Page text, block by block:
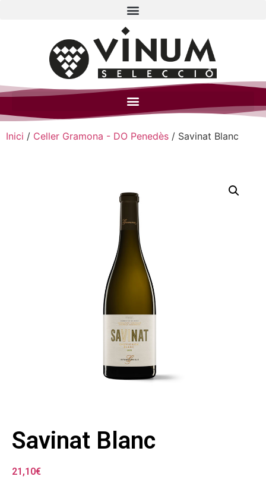
Inici / Celler Gramona - DO Penedès / Savinat Blanc
Savinat Blanc
21,10€